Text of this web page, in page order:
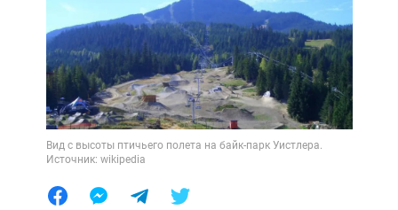
Вид с высоты птичьего полета на байк-парк Уистлера.
Источник: wikipedia